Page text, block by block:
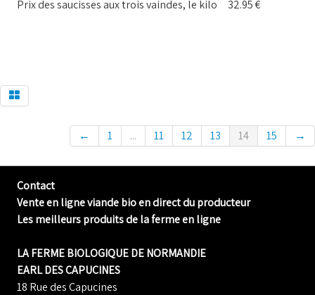
Prix des saucisses aux trois vaindes, le kilo 32.95 €
← 1 ... 11 12 13 14 15 →
Contact
Vente en ligne viande bio en direct du producteur
Les meilleurs produits de la ferme en ligne
LA FERME BIOLOGIQUE DE NORMANDIE
EARL DES CAPUCINES
18 Rue des Capucines